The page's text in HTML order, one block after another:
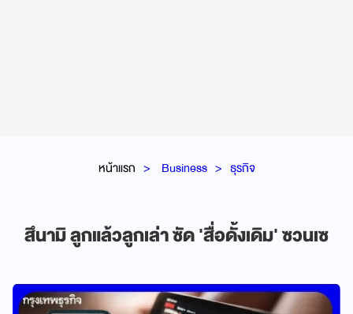
หน้าแรก Business ธุรกิจ
สึนามิ ลูกแล้วลูกเล่า ซัด 'สื่อดั้งเดิม' ซวนเซ